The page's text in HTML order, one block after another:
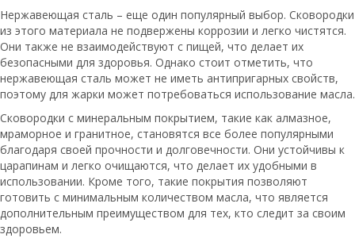
Нержавеющая сталь – еще один популярный выбор. Сковородки
из этого материала не подвержены коррозии и легко чистятся.
Они также не взаимодействуют с пищей, что делает их
безопасными для здоровья. Однако стоит отметить, что
нержавеющая сталь может не иметь антипригарных свойств,
поэтому для жарки может потребоваться использование масла.
Сковородки с минеральным покрытием, такие как алмазное,
мраморное и гранитное, становятся все более популярными
благодаря своей прочности и долговечности. Они устойчивы к
царапинам и легко очищаются, что делает их удобными в
использовании. Кроме того, такие покрытия позволяют
готовить с минимальным количеством масла, что является
дополнительным преимуществом для тех, кто следит за своим
здоровьем.